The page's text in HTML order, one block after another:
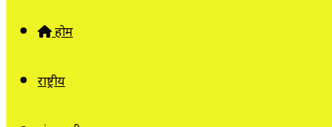
होम
राष्ट्रीय